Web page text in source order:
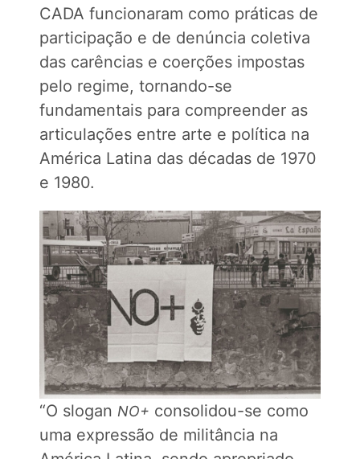
CADA funcionaram como práticas de
participação e de denúncia coletiva
das carências e coerções impostas
pelo regime, tornando-se
fundamentais para compreender as
articulações entre arte e política na
América Latina das décadas de 1970
e 1980.
“O slogan NO+ consolidou-se como
uma expressão de militância na